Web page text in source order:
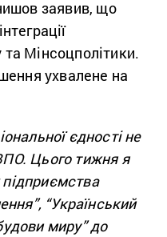
заявив, що
Мінсоцполітики.
ухвалене на
єдності не
Цього тижня я
“Український
миру” до